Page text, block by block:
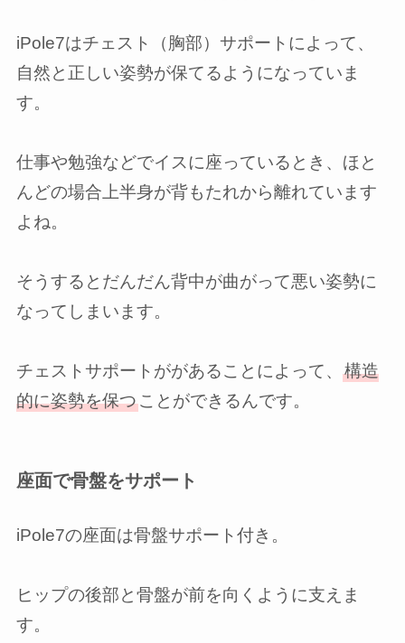
iPole7はチェスト（胸部）サポートによって、
自然と正しい姿勢が保てるようになっていま
す。
仕事や勉強などでイスに座っているとき、ほと
んどの場合上半身が背もたれから離れています
よね。
そうするとだんだん背中が曲がって悪い姿勢に
なってしまいます。
チェストサポートががあることによって、 構造
的に姿勢を保つことができるんです。
座面で骨盤をサポート
iPole7の座面は骨盤サポート付き。
ヒップの後部と骨盤が前を向くように支えま
す。